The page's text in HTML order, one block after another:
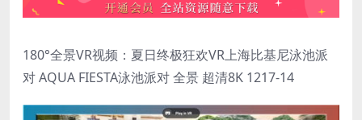
180°全景VR视频：夏日终极狂欢VR上海比基尼泳池派
对 AQUA FIESTA泳池派对 全景 超清8K 1217-14